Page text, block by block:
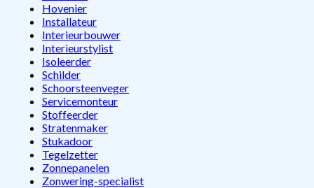
Hovenier
Installateur
Interieurbouwer
Interieurstylist
Isoleerder
Schilder
Schoorsteenveger
Servicemonteur
Stoffeerder
Stratenmaker
Stukadoor
Tegelzetter
Zonnepanelen
Zonwering-specialist